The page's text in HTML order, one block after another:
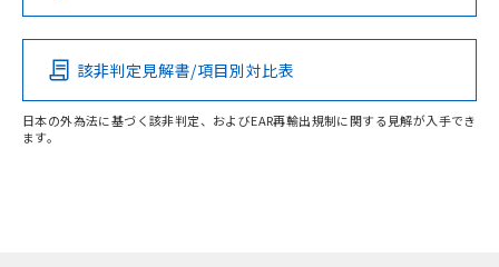
Pb Hg Cd Cr(VI)
O
この製品の規格認証/適合状況ページへ
その他の認証はこちらのページからご検索ください
該非判定見解書/項目別対比表
日本の外為法に基づく該非判定、およびEAR再輸出規制に関する見解が入手でき
ます。